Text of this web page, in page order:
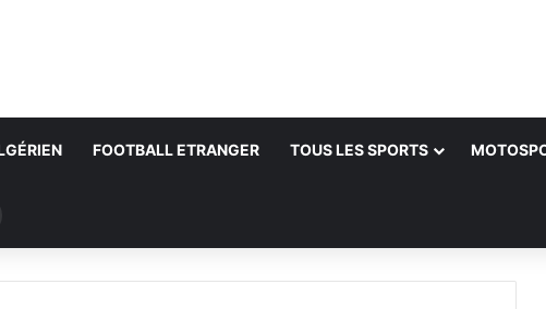
FOOTBALL ETRANGER TOUS LES SPORTS